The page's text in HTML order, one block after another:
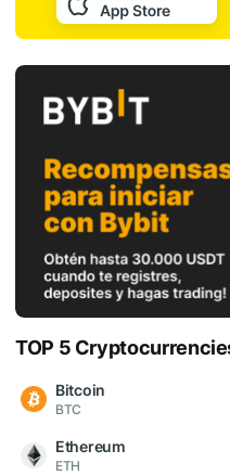
TOP 5
Bitcoin
BTC
Ethereum
ETH